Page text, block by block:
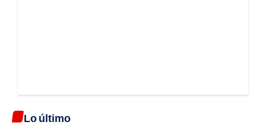
Lo último